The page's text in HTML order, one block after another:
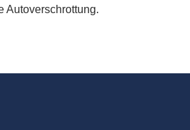
Autoverschrottung.